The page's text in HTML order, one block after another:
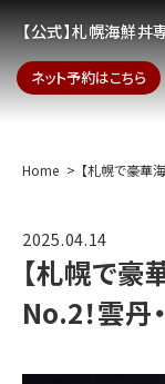
【公式】札幌海鮮丼
ネット予約はこちら
Home 【札幌で豪華
2025.04.14
【札幌で豪
No.2！雲丹